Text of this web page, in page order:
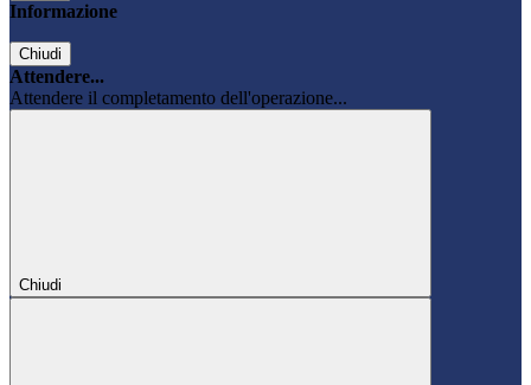
Informazione
Chiudi
Attendere...
Attendere il completamento dell'operazione...
Chiudi